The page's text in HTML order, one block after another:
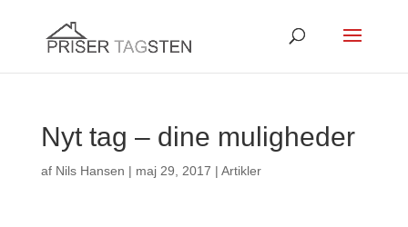
Nyt tag – dine muligheder
af Nils Hansen | maj 29, 2017 | Artikler